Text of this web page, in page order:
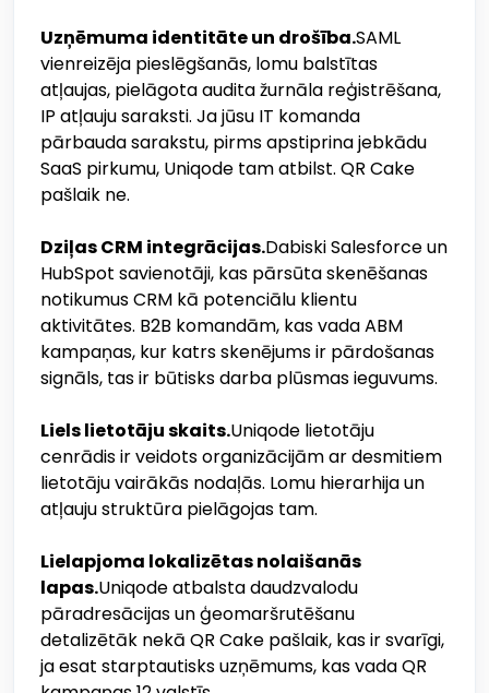
Uzņēmuma identitāte un drošība.SAML
vienreizēja pieslēgšanās, lomu balstītas
atļaujas, pielāgota audita žurnāla reģistrēšana,
IP atļauju saraksti. Ja jūsu IT komanda
pārbauda sarakstu, pirms apstiprina jebkādu
SaaS pirkumu, Uniqode tam atbilst. QR Cake
pašlaik ne.
Dziļas CRM integrācijas.Dabiski Salesforce un
HubSpot savienotāji, kas pārsūta skenēšanas
notikumus CRM kā potenciālu klientu
aktivitātes. B2B komandām, kas vada ABM
kampaņas, kur katrs skenējums ir pārdošanas
signāls, tas ir būtisks darba plūsmas ieguvums.
Liels lietotāju skaits.Uniqode lietotāju
cenrādis ir veidots organizācijām ar desmitiem
lietotāju vairākās nodaļās. Lomu hierarhija un
atļauju struktūra pielāgojas tam.
Lielapjoma lokalizētas nolaišanās
lapas.Uniqode atbalsta daudzvalodu
pāradresācijas un ģeomaršrutēšanu
detalizētāk nekā QR Cake pašlaik, kas ir svarīgi,
ja esat starptautisks uzņēmums, kas vada QR